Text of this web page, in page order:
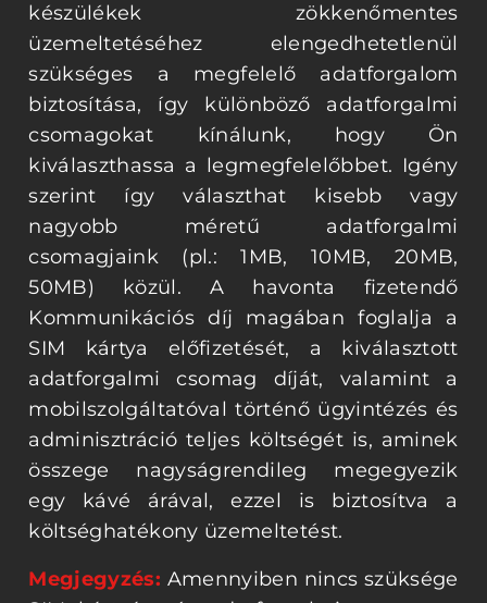
készülékek zökkenőmentes
üzemeltetéséhez elengedhetetlenül
szükséges a megfelelő adatforgalom
biztosítása, így különböző adatforgalmi
csomagokat kínálunk, hogy Ön
kiválaszthassa a legmegfelelőbbet. Igény
szerint így választhat kisebb vagy
nagyobb méretű adatforgalmi
csomagjaink (pl.: 1MB, 10MB, 20MB,
50MB) közül. A havonta fizetendő
Kommunikációs díj magában foglalja a
SIM kártya előfizetését, a kiválasztott
adatforgalmi csomag díját, valamint a
mobilszolgáltatóval történő ügyintézés és
adminisztráció teljes költségét is, aminek
összege nagyságrendileg megegyezik
egy kávé árával, ezzel is biztosítva a
költséghatékony üzemeltetést.
Megjegyzés: Amennyiben nincs szüksége